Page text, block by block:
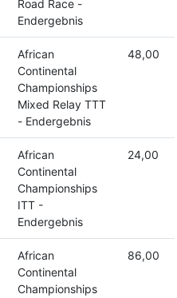
Road Race -
Endergebnis
African
Continental
Championships
Mixed Relay TTT
- Endergebnis
48,00
African
Continental
Championships
ITT -
Endergebnis
24,00
African
Continental
Championships
86,00